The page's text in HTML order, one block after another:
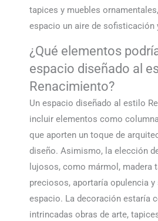
tapices y muebles
espacio un aire de sofisticación
¿Qué elementos
espacio diseñado al
Renacimiento?
Un espacio diseñado al estilo
incluir elementos como
que aporten un toque de
diseño. Asimismo, la elección
lujosos, como mármol, madera
preciosos, aportaría opulencia
espacio. La decoración estaría
intrincadas obras de arte,